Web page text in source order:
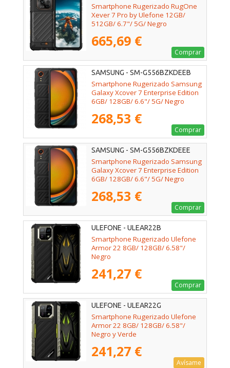
Smartphone Rugerizado RugOne
Xever 7 Pro by Ulefone 12GB/
512GB/ 6.7"/ 5G/ Negro
665,69 €
Comprar
SAMSUNG - SM-G556BZKDEEB
Smartphone Rugerizado Samsung
Galaxy Xcover 7 Enterprise Edition
6GB/ 128GB/ 6.6"/ 5G/ Negro
268,53 €
Comprar
SAMSUNG - SM-G556BZKDEEE
Smartphone Rugerizado Samsung
Galaxy Xcover 7 Enterprise Edition
6GB/ 128GB/ 6.6"/ 5G/ Negro
268,53 €
Comprar
ULEFONE - ULEAR22B
Smartphone Rugerizado Ulefone
Armor 22 8GB/ 128GB/ 6.58"/
Negro
241,27 €
Comprar
ULEFONE - ULEAR22G
Smartphone Rugerizado Ulefone
Armor 22 8GB/ 128GB/ 6.58"/
Negro y Verde
241,27 €
Avísame